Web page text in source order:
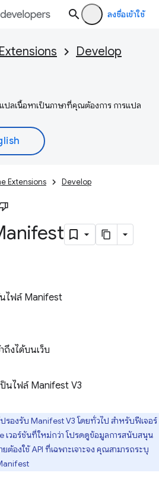
ลงชื่อเข้าใช้
Develop
ปลเนื้อหาเป็นภาษาที่คุณต้องการ การแปล
Extensions Develop
นไฟล์ Manifest
ถึงได้บนเว็บ
นไฟล์ Manifest V3
รองรับ Manifest V3 โดยทั่วไป สำหรับฟีเจอร์
เวอร์ชันที่ใหม่กว่า โปรดดูข้อมูลการสนับสนุน
ต้องใช้ API ที่เฉพาะเจาะจง คุณสามารถระบุ